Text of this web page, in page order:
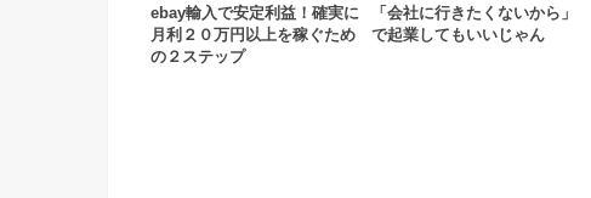
ebay輸入で安定利益！確実に
月利２０万円以上を稼ぐため
の２ステップ
「会社に行きたくないから」
で起業してもいいじゃん